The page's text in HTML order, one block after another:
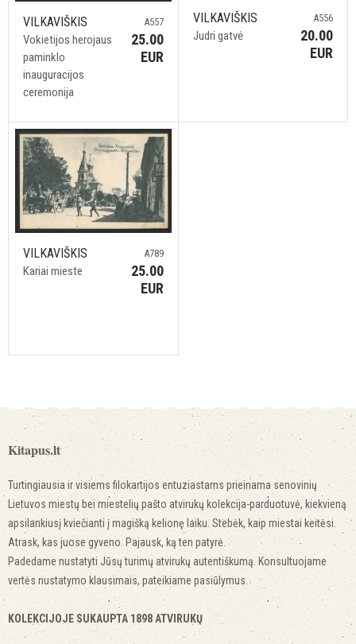
VILKAVIŠKIS
Vokietijos herojaus
paminklo
inauguracijos
ceremonija
A557
25.00
EUR
VILKAVIŠKIS
Judri gatvė
A556
20.00
EUR
VILKAVIŠKIS
Kariai mieste
A789
25.00
EUR
Kitapus.lt
Turtingiausia ir visiems filokartijos entuziastams prieinama senovinių
Lietuvos miestų bei miestelių pašto atvirukų kolekcija-parduotuvė, kiekvieną
apsilankiusį kviečianti į magišką kelionę laiku. Stebėk, kaip miestai keitėsi.
Atrask, kas juose gyveno. Pajausk, ką ten patyrė.
Padedame nustatyti Jūsų turimų atvirukų autentiškumą. Konsultuojame
vertės nustatymo klausimais, pateikiame pasiūlymus.
KOLEKCIJOJE SUKAUPTA 1898 ATVIRUKŲ